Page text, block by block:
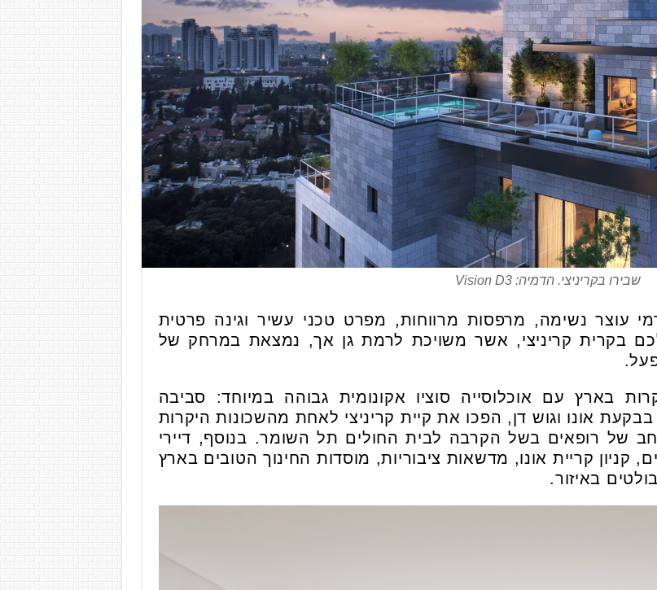
שבירו בקריניצי. הדמיה: Vision D3
עוצר נשימה, מרפסות מרווחות, מפרט טכני עשיר וגינה פרטית
בקרית קריניצי, אשר משויכת לרמת גן אך, נמצאת במרחק של
בארץ עם אוכלוסייה סוציו אקונומית גבוהה במיוחד: סביבה
אונו וגוש דן, הפכו את קיית קריניצי לאחת מהשכונות היקרות
של רופאים בשל הקרבה לבית החולים תל השומר. בנוסף, דיירי
קניון קריית אונו, מדשאות ציבוריות, מוסדות החינוך הטובים בארץ
באיזור.